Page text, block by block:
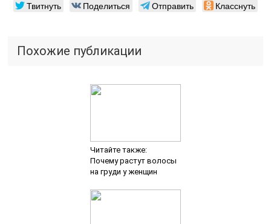
Твитнуть Поделиться Отправить Класснуть
Похожие публикации
Читайте также:
Почему растут волосы
на груди у женщин